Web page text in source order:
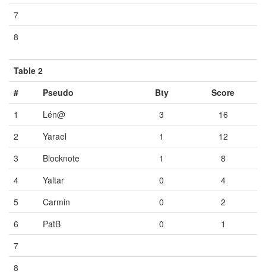
7
8
Table 2
#
Pseudo Bty
Score
1
Lén@ 3
16
2
Yarael 1
12
3
Blocknote 1
8
4
Yaltar 0
4
5
Carmin 0
2
6
PatB 0
1
7
8